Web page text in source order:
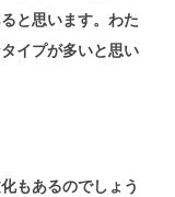
と思います。わた
イプが多いと思い
もあるのでしょう